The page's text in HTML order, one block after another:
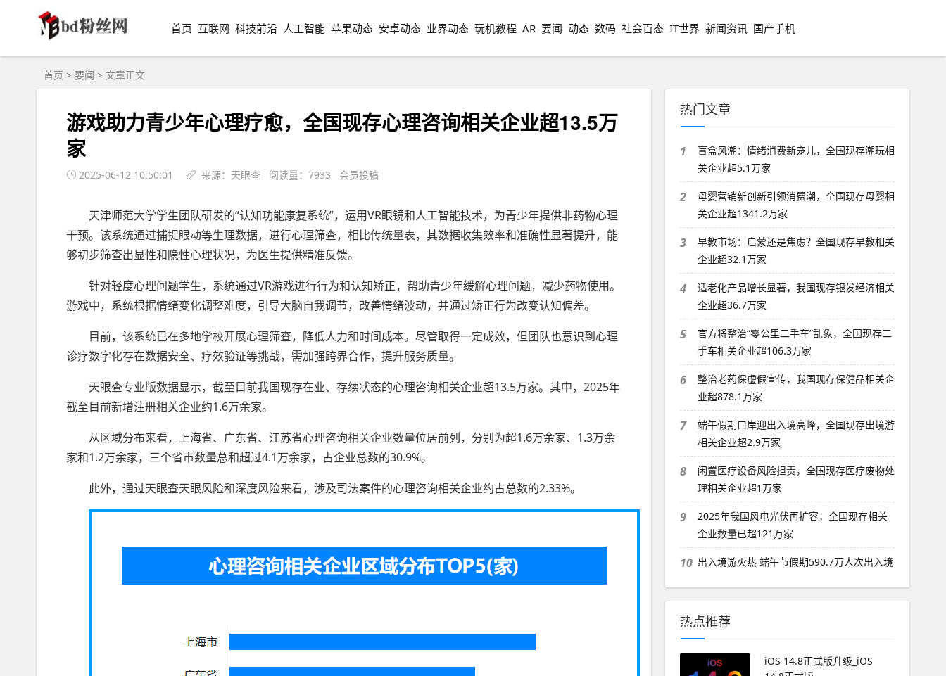
首页 互联网 科技前沿 人工智能 苹果动态 安卓动态 业界动态 玩机教程 AR 要闻 动态 数码 社会百态 IT世界 新闻资讯 国产手机
首页 > 要闻 > 文章正文
游戏助力青少年心理疗愈，全国现存心理咨询相关企业超13.5万
家
2025-06-12 10:50:01 来源：天眼查 阅读量：7933 会员投稿
天津师范大学学生团队研发的“认知功能康复系统”，运用VR眼镜和人工智能技术，为青少年提供非药物心理
干预。该系统通过捕捉眼动等生理数据，进行心理筛查，相比传统量表，其数据收集效率和准确性显著提升，能
够初步筛查出显性和隐性心理状况，为医生提供精准反馈。
针对轻度心理问题学生，系统通过VR游戏进行行为和认知矫正，帮助青少年缓解心理问题，减少药物使用。
游戏中，系统根据情绪变化调整难度，引导大脑自我调节，改善情绪波动，并通过矫正行为改变认知偏差。
目前，该系统已在多地学校开展心理筛查，降低人力和时间成本。尽管取得一定成效，但团队也意识到心理
诊疗数字化存在数据安全、疗效验证等挑战，需加强跨界合作，提升服务质量。
天眼查专业版数据显示，截至目前我国现存在业、存续状态的心理咨询相关企业超13.5万家。其中，2025年
截至目前新增注册相关企业约1.6万余家。
从区域分布来看，上海省、广东省、江苏省心理咨询相关企业数量位居前列，分别为超1.6万余家、1.3万余
家和1.2万余家，三个省市数量总和超过4.1万余家，占企业总数的30.9%。
此外，通过天眼查天眼风险和深度风险来看，涉及司法案件的心理咨询相关企业约占总数的2.33%。
热门文章
1
盲盒风潮：情绪消费新宠儿，全国现存潮玩相
关企业超5.1万家
2
母婴营销新创新引领消费潮，全国现存母婴相
关企业超1341.2万家
3
早教市场：启蒙还是焦虑？全国现存早教相关
企业超32.1万家
4
适老化产品增长显著，我国现存银发经济相关
企业超36.7万家
5
官方将整治“零公里二手车”乱象，全国现存二
手车相关企业超106.3万家
6
整治老药保虚假宣传，我国现存保健品相关企
业超878.1万家
7
端午假期口岸迎出入境高峰，全国现存出境游
相关企业超2.9万家
8
闲置医疗设备风险担责，全国现存医疗废物处
理相关企业超1万家
9
2025年我国风电光伏再扩容，全国现存相关
企业数量已超121万家
10 出入境游火热 端午节假期590.7万人次出入境
热点推荐
iOS 14.8正式版升级_iOS